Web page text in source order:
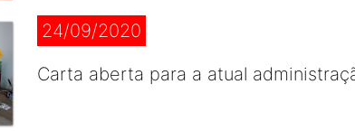
24/09/2020
Carta aberta para a atual